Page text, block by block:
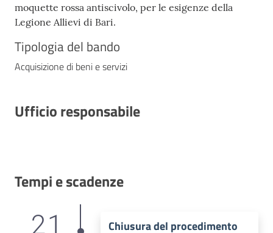
moquette rossa antiscivolo, per le esigenze della
Legione Allievi di Bari.
Tipologia del bando
Acquisizione di beni e servizi
Ufficio responsabile
Tempi e scadenze
21 Chiusura del procedimento